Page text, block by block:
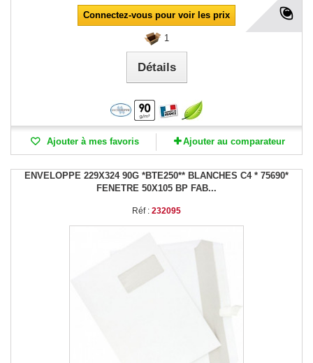
Connectez-vous pour voir les prix
1
Détails
Ajouter à mes favoris Ajouter au comparateur
ENVELOPPE 229X324 90G *BTE250** BLANCHES C4 * 75690*
FENETRE 50X105 BP FAB...
Réf : 232095